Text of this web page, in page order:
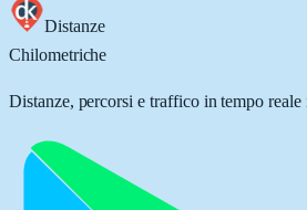
Distanze
Chilometriche
Distanze, percorsi e traffico in tempo reale